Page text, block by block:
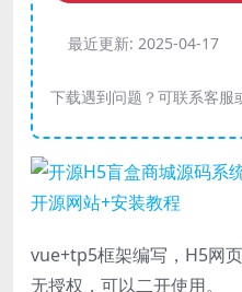
最近更新: 2025-04-17
下载遇到问题？可联系客服
vue+tp5框架编写，H5网
无授权，可以二开使用。